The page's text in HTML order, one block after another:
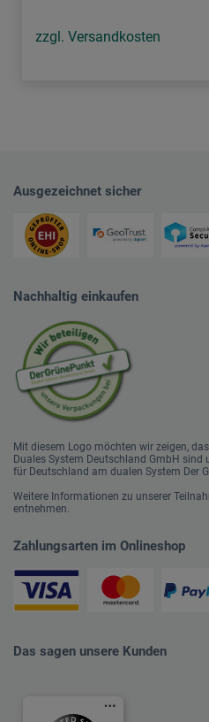
zzgl. Versandkosten
Ausgezeichnet sicher
Nachhaltig einkaufen
Mit diesem Logo möchten wir zeigen,
Duales System Deutschland GmbH sind
für Deutschland am dualen System Der
Weitere Informationen zu unserer
entnehmen.
Zahlungsarten im Onlineshop
Das sagen unsere Kunden